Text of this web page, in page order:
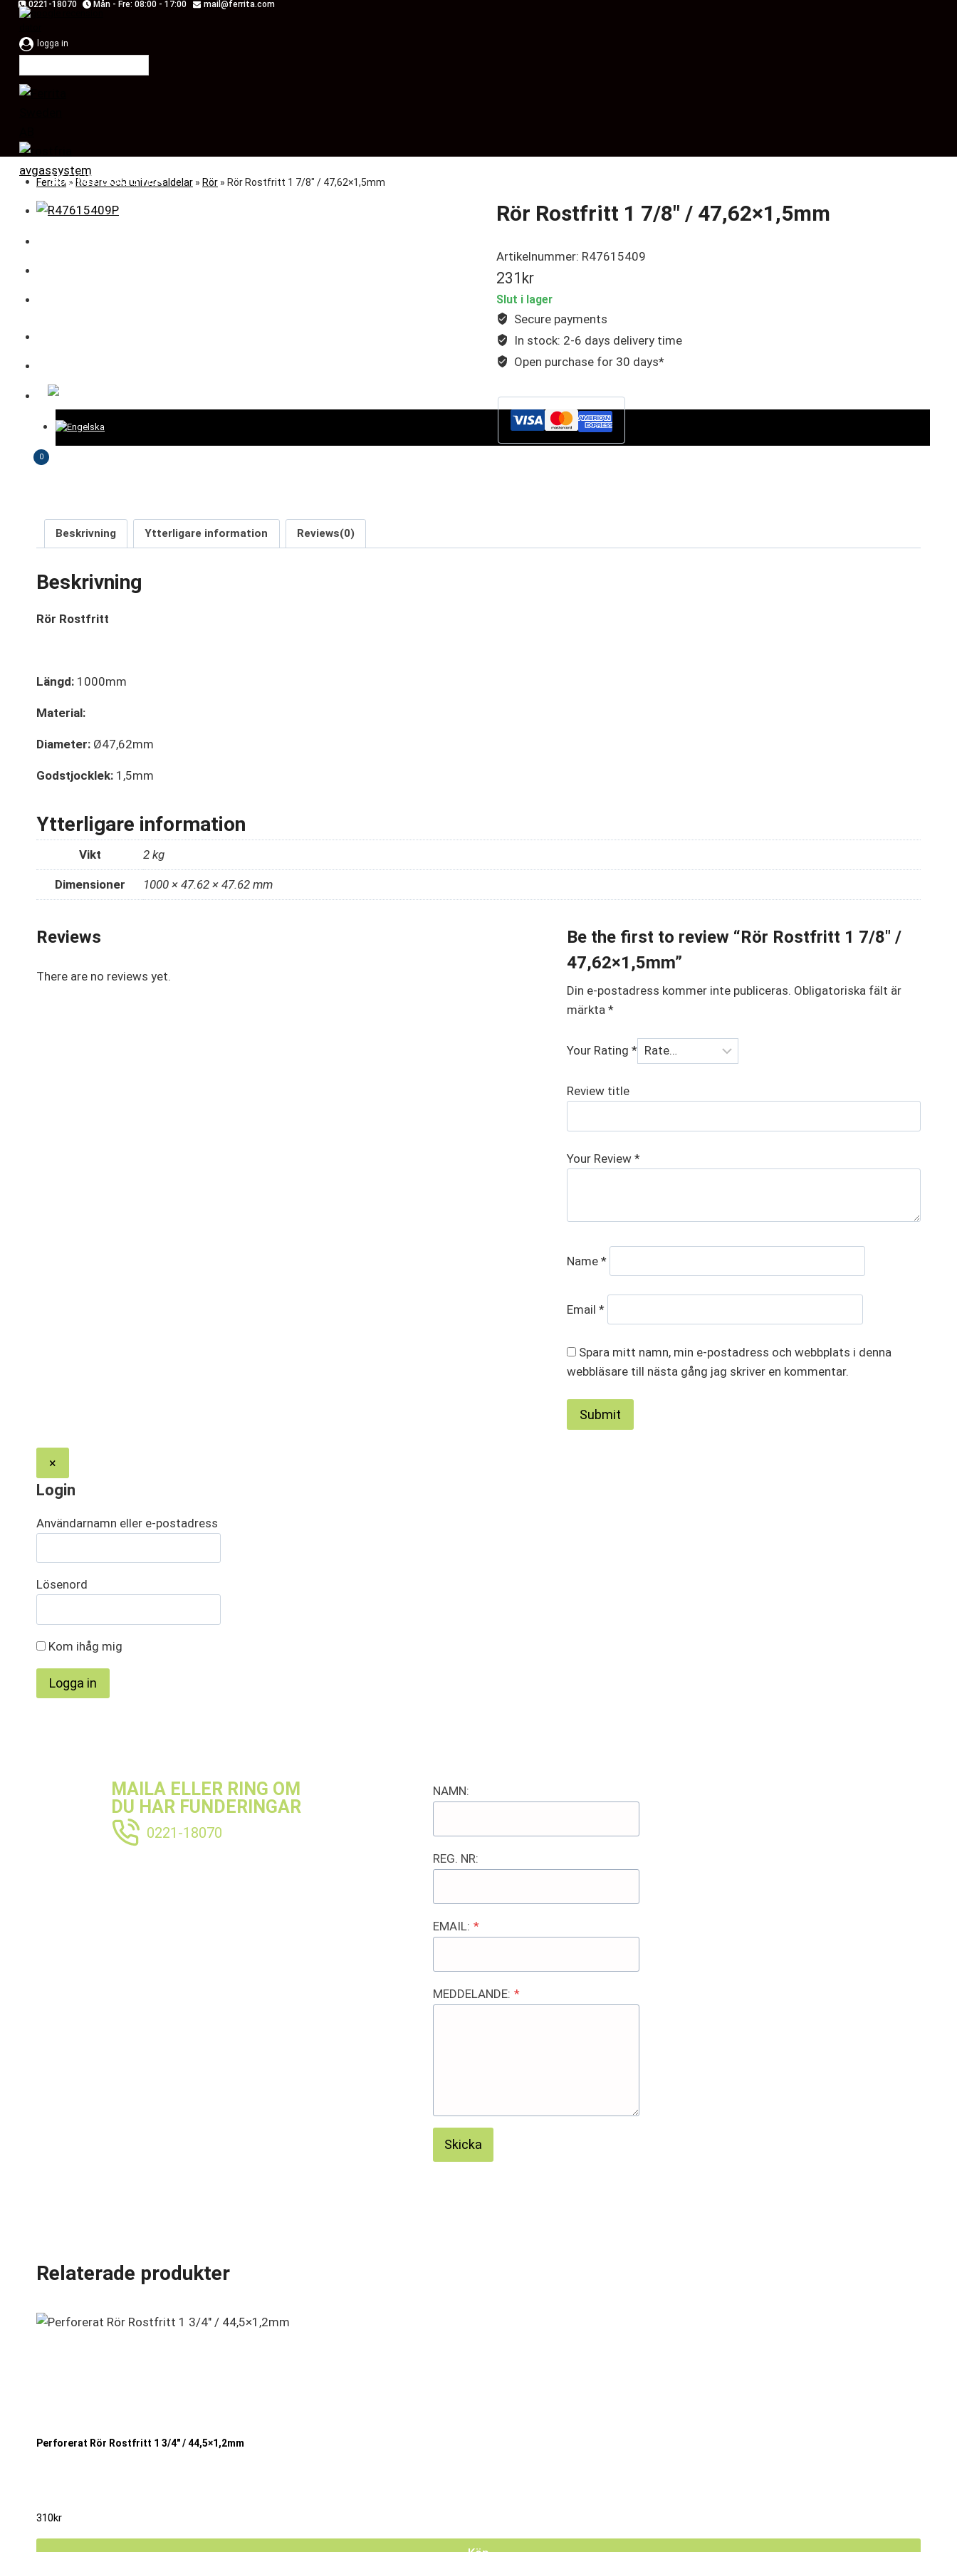
Skip
content
0221-18070 Mån - Fre: 08:00 - 17:00 mail@ferrita.com
logga in
SOUND BOOSTER
BILMÄRKEN
0
Ferrita » Reserv och universaldelar » Rör » Rör Rostfritt 1 7/8″ / 47,62×1,5mm
Rör Rostfritt 1 7/8″ / 47,62×1,5mm
Artikelnummer: R47615409
231 kr
Slut i lager
Secure payments
In stock: 2-6 days delivery time
Open purchase for 30 days*
Beskrivning Ytterligare information Reviews(0)
Beskrivning
Rör Rostfritt
Längd: 1000mm
Material:
Diameter: Ø47,62mm
Godstjocklek: 1,5mm
Ytterligare information
Vikt 2 kg
Dimensioner 1000 × 47.62 × 47.62 mm
Reviews
There are no reviews yet.
Be the first to review “Rör Rostfritt 1 7/8″ /
47,62×1,5mm”
Din e-postadress kommer inte publiceras. Obligatoriska fält är
märkta*
Your Rating*
Review title
Your Review*
Name*
Email*
Spara mitt namn, min e-postadress och webbplats i denna
webbläsare till nästa gång jag skriver en kommentar.
×
Login
Användarnamn eller e-postadress
Lösenord
Kom ihåg mig
MAILA ELLER RING OM
DU HAR FUNDERINGAR
0221-18070
NAMN:
REG. NR:
EMAIL: *
MEDDELANDE: *
Skicka
Relaterade produkter
Perforerat Rör Rostfritt 1 3/4″ / 44,5×1,2mm
310kr